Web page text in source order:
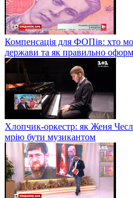
Компенсація для ФОПів: хто
держави та як правильно
Хлопчик-оркестр: як Женя
мрію бути музикантом